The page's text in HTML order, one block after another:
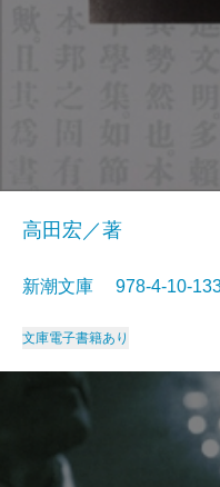
高田宏／著
新潮文庫 978-4-10-
文庫電子書籍あり